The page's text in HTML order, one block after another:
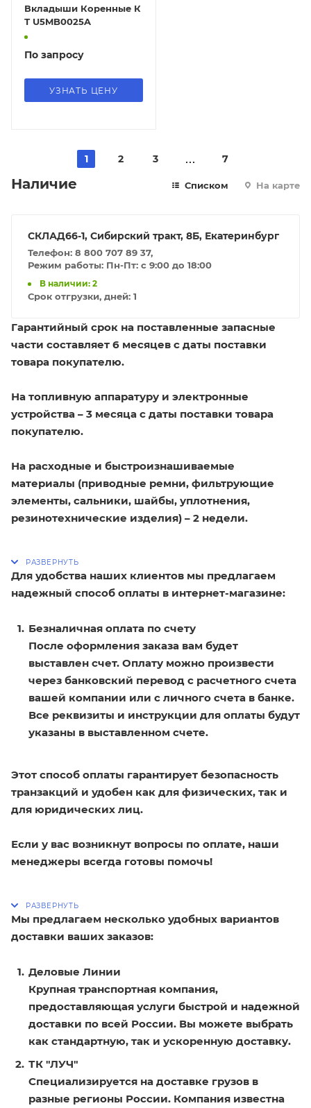
Вкладыши Коренные К
Т U5MB0025A
По запросу
УЗНАТЬ ЦЕНУ
1 2 3 7
Наличие Списком На карте
СКЛАД66-1, Сибирский тракт, 8Б, Екатеринбург
Телефон: 8 800 707 89 37,
Режим работы: Пн-Пт: с 9:00 до 18:00
В наличии: 2
Срок отгрузки, дней: 1
Гарантийный срок на поставленные запасные
части составляет 6 месяцев с даты поставки
товара покупателю.
На топливную аппаратуру и электронные
устройства – 3 месяца с даты поставки товара
покупателю.
На расходные и быстроизнашиваемые
материалы (приводные ремни, фильтрующие
элементы, сальники, шайбы, уплотнения,
резинотехнические изделия) – 2 недели.
Для удобства наших клиентов мы предлагаем
надежный способ оплаты в интернет-магазине:
Безналичная оплата по счету
После оформления заказа вам будет
выставлен счет. Оплату можно произвести
через банковский перевод с расчетного счета
вашей компании или с личного счета в банке.
Все реквизиты и инструкции для оплаты будут
указаны в выставленном счете.
Этот способ оплаты гарантирует безопасность
транзакций и удобен как для физических, так и
для юридических лиц.
Если у вас возникнут вопросы по оплате, наши
менеджеры всегда готовы помочь!
Мы предлагаем несколько удобных вариантов
доставки ваших заказов:
Деловые Линии
Крупная транспортная компания,
предоставляющая услуги быстрой и надежной
доставки по всей России. Вы можете выбрать
как стандартную, так и ускоренную доставку.
ТК "ЛУЧ"
Специализируется на доставке грузов в
разные регионы России. Компания известна